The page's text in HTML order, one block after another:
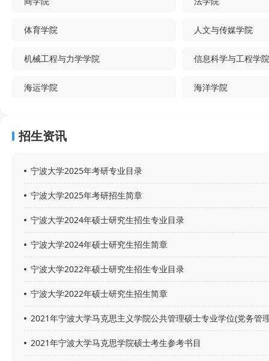
体育学院 人文与传媒学院
机械工程与力学学院 信息科学与工程学
海运学院 海洋学院
潘天寿建筑与艺术设计学院
数学与统计学院
地理科学与旅游文化学院
土木与地理环境学院 公共管理(MPA)教
医学部 宁波大学-国科温州
招生资讯
宁波大学2025年考研专业目录
宁波大学2025年考研招生简章
宁波大学2024年硕士研究生招生专业目录
宁波大学2024年硕士研究生招生简章
宁波大学2022年硕士研究生招生专业目录
宁波大学2022年硕士研究生招生简章
2021年宁波大学马克思主义学院公共管理硕士专业学位(党务管
2021年宁波大学马克思学院硕士考生参考书目